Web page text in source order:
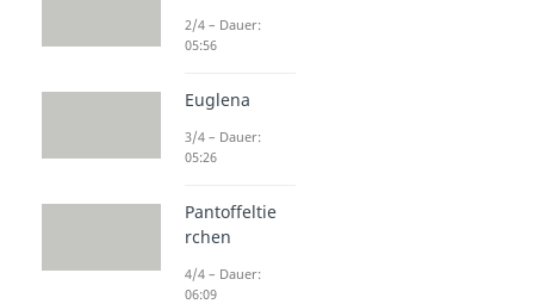
2/4 – Dauer:
05:56
Euglena
3/4 – Dauer:
05:26
Pantoffeltie
rchen
4/4 – Dauer:
06:09